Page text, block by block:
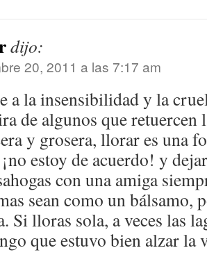
dijo:
20, 2011 a las 7:17 am
a la insensibilidad y la
de algunos que retuercen
y grosera, llorar es una
estoy de acuerdo! y
con una amiga
sean como un bálsamo,
Si lloras sola, a veces las
que estuvo bien alzar